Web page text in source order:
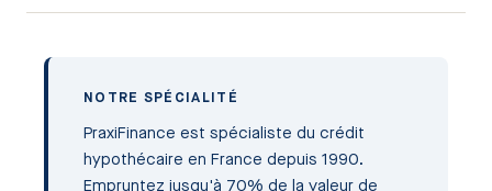
NOTRE SPÉCIALITÉ
PraxiFinance est spécialiste du crédit
hypothécaire en France depuis 1990.
Empruntez jusqu'à 70% de la valeur de